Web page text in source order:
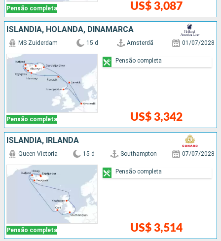
Pensão completa US$ 3,087
ISLÂNDIA, HOLANDA, DINAMARCA
Pensão completa
MS Zuiderdam 15 d Amsterdã 01/07/2028
US$ 3,342
Pensão completa
ISLÂNDIA, IRLANDA
Pensão completa
Queen Victoria 15 d Southampton 07/07/2028
US$ 3,514
Pensão completa